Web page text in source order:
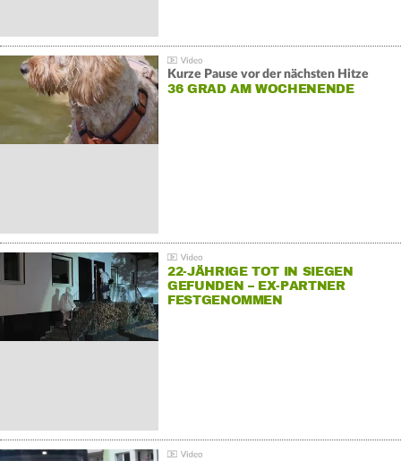
Kurze Pause vor der nächsten Hitze
36 GRAD AM WOCHENENDE
22-JÄHRIGE TOT IN SIEGEN
GEFUNDEN – EX-PARTNER
FESTGENOMMEN